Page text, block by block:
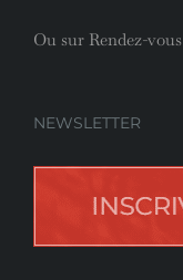
Ou sur Rendez-vous
NEWSLETTER